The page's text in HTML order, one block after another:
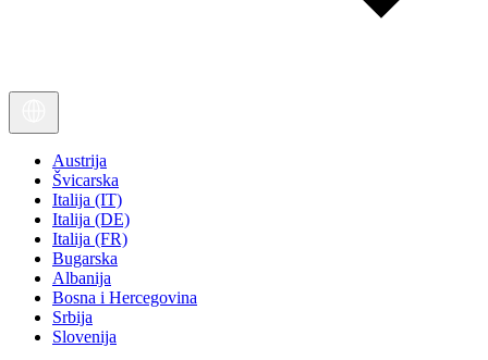
Austrija
Švicarska
Italija (IT)
Italija (DE)
Italija (FR)
Bugarska
Albanija
Bosna i Hercegovina
Srbija
Slovenija